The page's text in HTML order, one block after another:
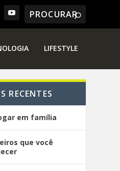
LIFESTYLE
RECENTES
em família
que você